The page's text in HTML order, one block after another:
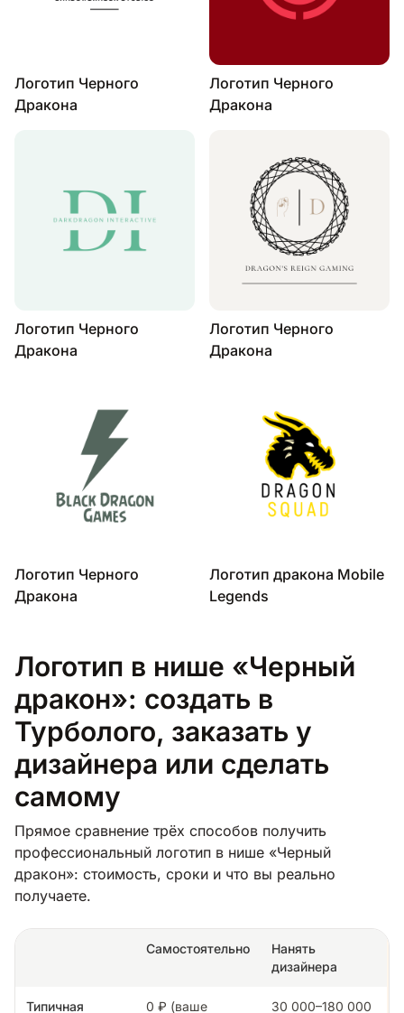
Логотип Черного
Дракона
Логотип Черного
Дракона
Логотип Черного
Дракона
Логотип Черного
Дракона
Логотип Черного
Дракона
Логотип дракона Mobile
Legends
Логотип в нише «Черный
дракон»: создать в
Турболого, заказать у
дизайнера или сделать
самому
Прямое сравнение трёх способов получить
профессиональный логотип в нише «Черный
дракон»: стоимость, сроки и что вы реально
получаете.
Самостоятельно
Нанять
дизайнера
Типичная 0 ₽ (ваше 30 000–180 000